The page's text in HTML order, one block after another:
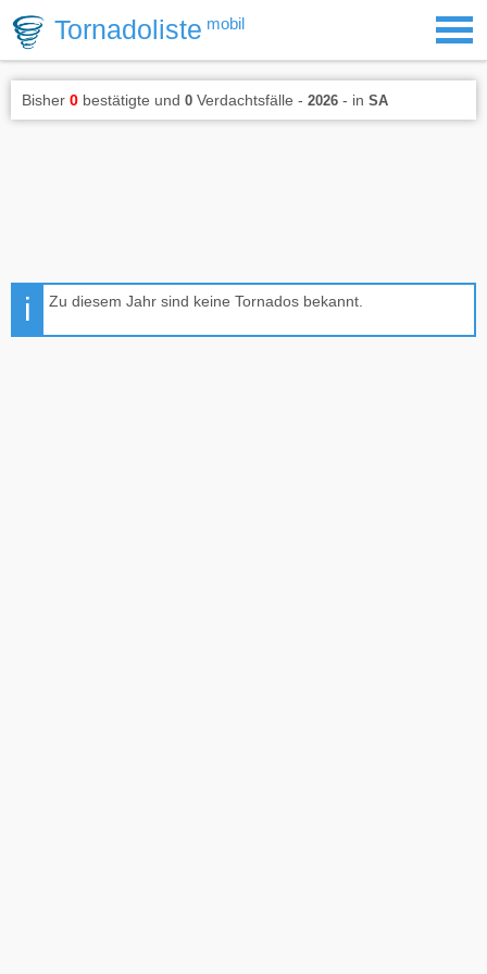
Tornadoliste mobil
Bisher 0 bestätigte und 0 Verdachtsfälle - 2026 - in SA
Zu diesem Jahr sind keine Tornados bekannt.